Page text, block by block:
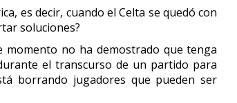
es decir, cuando el Celta se quedó con
soluciones?
momento no ha demostrado que tenga
el transcurso de un partido para
borrando jugadores que pueden ser